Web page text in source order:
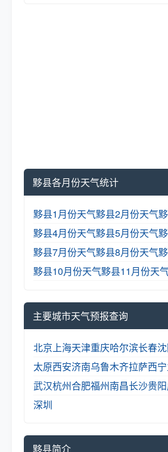
黟县各月份天气统计
黟县1月份天气黟县2月份天气
黟县4月份天气黟县5月份天气
黟县7月份天气黟县8月份天气
黟县10月份天气黟县11月份天气
主要城市天气预报查询
北京 上海天津重庆哈尔滨长春
太原西安济南乌鲁木齐拉萨西宁
武汉杭州合肥福州南昌长沙贵阳
深圳
黟县简介